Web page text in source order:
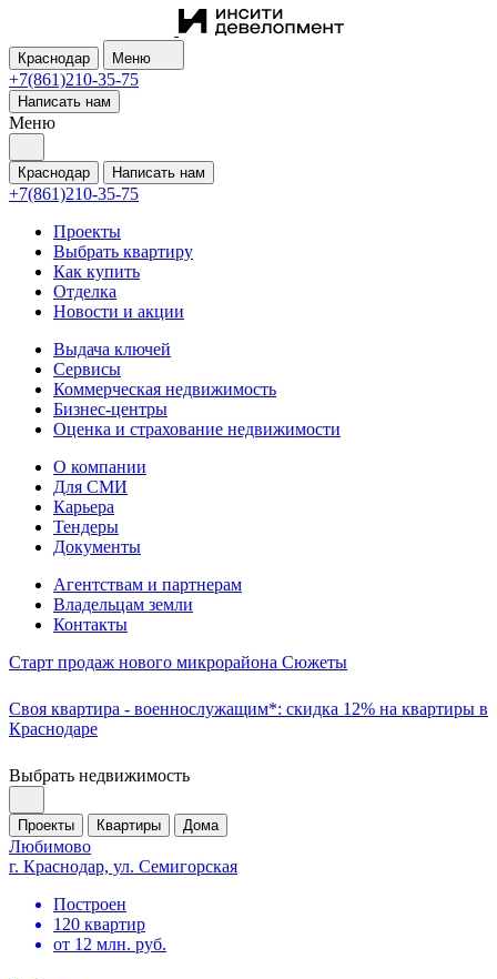
Краснодар Меню
+7(861)210-35-75
Написать нам
Меню
Краснодар Написать нам
+7(861)210-35-75
Проекты
Выбрать квартиру
Как купить
Отделка
Новости и акции
Выдача ключей
Сервисы
Коммерческая недвижимость
Бизнес-центры
Оценка и страхование недвижимости
О компании
Для СМИ
Карьера
Тендеры
Документы
Агентствам и партнерам
Владельцам земли
Контакты
Старт продаж нового микрорайона Сюжеты
Своя квартира - военнослужащим*: скидка 12% на квартиры в
Краснодаре
Выбрать недвижимость
Проекты Квартиры Дома
Любимово
г. Краснодар, ул. Семигорская
Построен
120 квартир
от 12 млн. руб.